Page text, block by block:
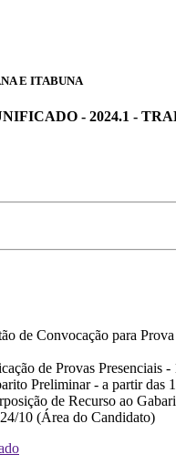
E ITABUNA
- 2024.1 -
de Convocação para
de Provas Presenciais -
Preliminar - a partir das
de Recurso ao
10 (Área do Candidato)